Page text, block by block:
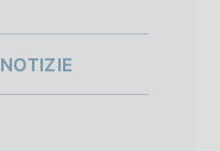
NOTIZIE